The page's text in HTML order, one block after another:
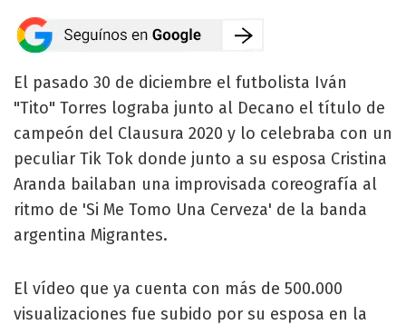
El pasado 30 de diciembre el futbolista Iván
"Tito" Torres lograba junto al Decano el título de
campeón del Clausura 2020 y lo celebraba con un
peculiar Tik Tok donde junto a su esposa Cristina
Aranda bailaban una improvisada coreografía al
ritmo de 'Si Me Tomo Una Cerveza' de la banda
argentina Migrantes.
El vídeo que ya cuenta con más de 500.000
visualizaciones fue subido por su esposa en la